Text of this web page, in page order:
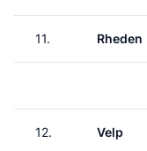
11. Rheden
12. Velp